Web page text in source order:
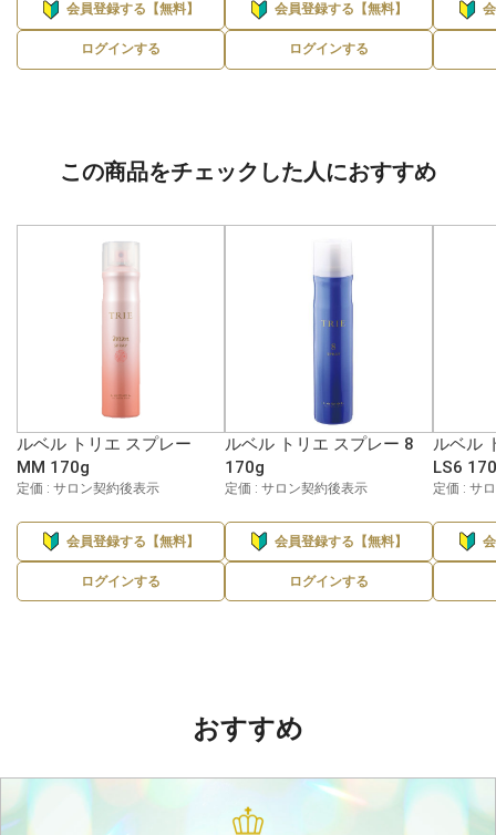
会員登録する【無料】
ログインする
会員登録する【無料】
ログインする
この商品をチェックした人におすすめ
ルベル トリエ スプレー
MM 170g
定価 : サロン契約後表示
会員登録する【無料】
ログインする
ルベル トリエ スプレー 8
170g
定価 : サロン契約後表示
会員登録する【無料】
ログインする
ルベル
LS6
定価 : サ
おすすめ